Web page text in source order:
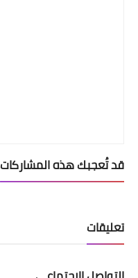
قد تُعجبك هذه المشاركات
تعليقات